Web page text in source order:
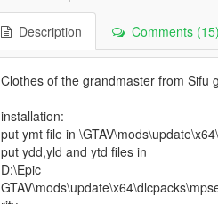
Description Comments (15)
Clothes of the grandmaster from Sifu
installation:
put ymt file in
put ydd,yld and ytd files in
D:\Epic